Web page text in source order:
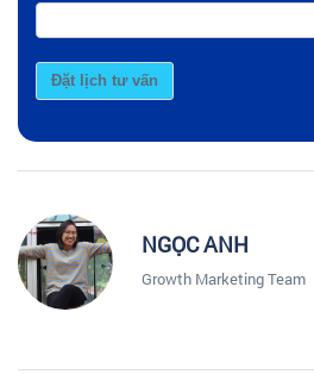
Đặt lịch tư vấn
NGỌC ANH
Growth Marketing Team